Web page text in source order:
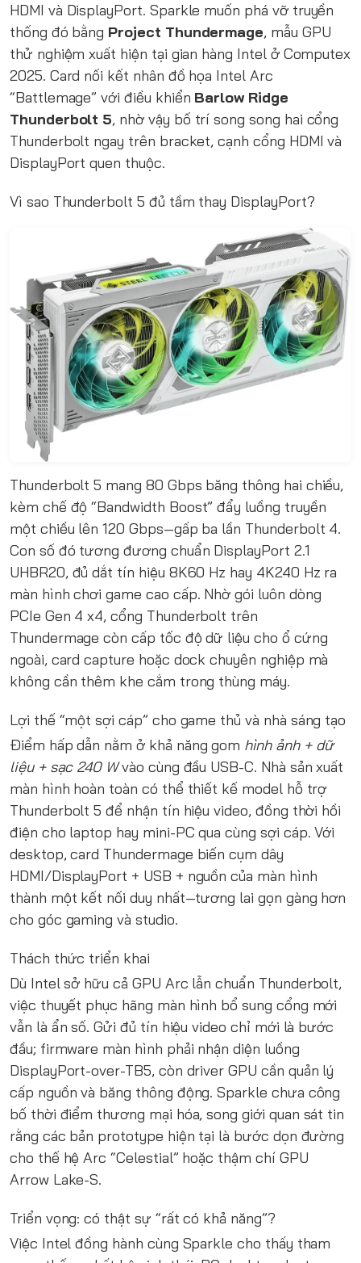
HDMI và DisplayPort. Sparkle muốn phá vỡ truyền
thống đó bằng Project Thundermage, mẫu GPU
thử nghiệm xuất hiện tại gian hàng Intel ở Computex
2025. Card nối kết nhân đồ họa Intel Arc
“Battlemage” với điều khiển Barlow Ridge
Thunderbolt 5, nhờ vậy bố trí song song hai cổng
Thunderbolt ngay trên bracket, cạnh cổng HDMI và
DisplayPort quen thuộc.
Vì sao Thunderbolt 5 đủ tầm thay DisplayPort?
Thunderbolt 5 mang 80 Gbps băng thông hai chiều,
kèm chế độ “Bandwidth Boost” đẩy luồng truyền
một chiều lên 120 Gbps—gấp ba lần Thunderbolt 4.
Con số đó tương đương chuẩn DisplayPort 2.1
UHBR20, đủ dắt tín hiệu 8K60 Hz hay 4K240 Hz ra
màn hình chơi game cao cấp. Nhờ gói luôn dòng
PCIe Gen 4 x4, cổng Thunderbolt trên
Thundermage còn cấp tốc độ dữ liệu cho ổ cứng
ngoài, card capture hoặc dock chuyên nghiệp mà
không cần thêm khe cắm trong thùng máy.
Lợi thế “một sợi cáp” cho game thủ và nhà sáng tạo
Điểm hấp dẫn nằm ở khả năng gom hình ảnh + dữ
liệu + sạc 240 Wvào cùng đầu USB-C. Nhà sản xuất
màn hình hoàn toàn có thể thiết kế model hỗ trợ
Thunderbolt 5 để nhận tín hiệu video, đồng thời hồi
điện cho laptop hay mini-PC qua cùng sợi cáp. Với
desktop, card Thundermage biến cụm dây
HDMI/DisplayPort + USB + nguồn của màn hình
thành một kết nối duy nhất—tương lai gọn gàng hơn
cho góc gaming và studio.
Thách thức triển khai
Dù Intel sở hữu cả GPU Arc lẫn chuẩn Thunderbolt,
việc thuyết phục hãng màn hình bổ sung cổng mới
vẫn là ẩn số. Gửi đủ tín hiệu video chỉ mới là bước
đầu; firmware màn hình phải nhận diện luồng
DisplayPort-over-TB5, còn driver GPU cần quản lý
cấp nguồn và băng thông động. Sparkle chưa công
bố thời điểm thương mại hóa, song giới quan sát tin
rằng các bản prototype hiện tại là bước dọn đường
cho thế hệ Arc “Celestial” hoặc thậm chí GPU
Arrow Lake-S.
Triển vọng: có thật sự “rất có khả năng”?
Việc Intel đồng hành cùng Sparkle cho thấy tham